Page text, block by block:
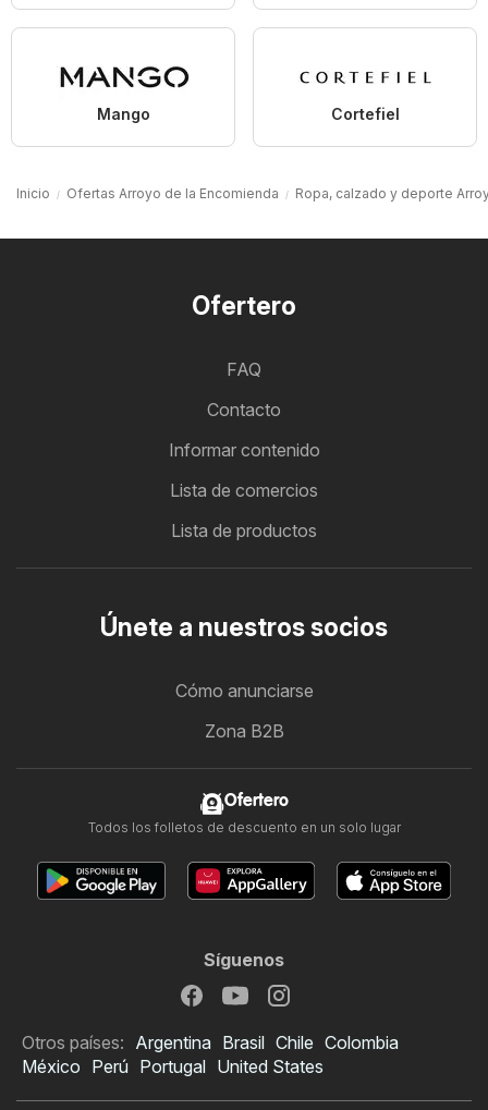
Mango Cortefiel
Inicio Ofertas Arroyo de la Encomienda Ropa, calzado y deporte
Ofertero
FAQ
Contacto
Informar contenido
Lista de comercios
Lista de productos
Únete a nuestros socios
Cómo anunciarse
Zona B2B
Ofertero
Todos los folletos de descuento en un solo lugar
Síguenos
Otros países: Argentina Brasil Chile Colombia
México Perú Portugal United States